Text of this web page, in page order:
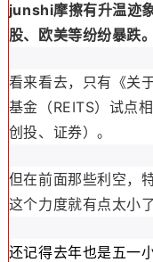
junshi摩擦有升温迹
股、欧美等纷纷暴跌。
看来看去，只有《关
基金（REITS）试点
创投、证券）。
但在前面那些利空，
这个力度就有点太小了
还记得去年也是五一